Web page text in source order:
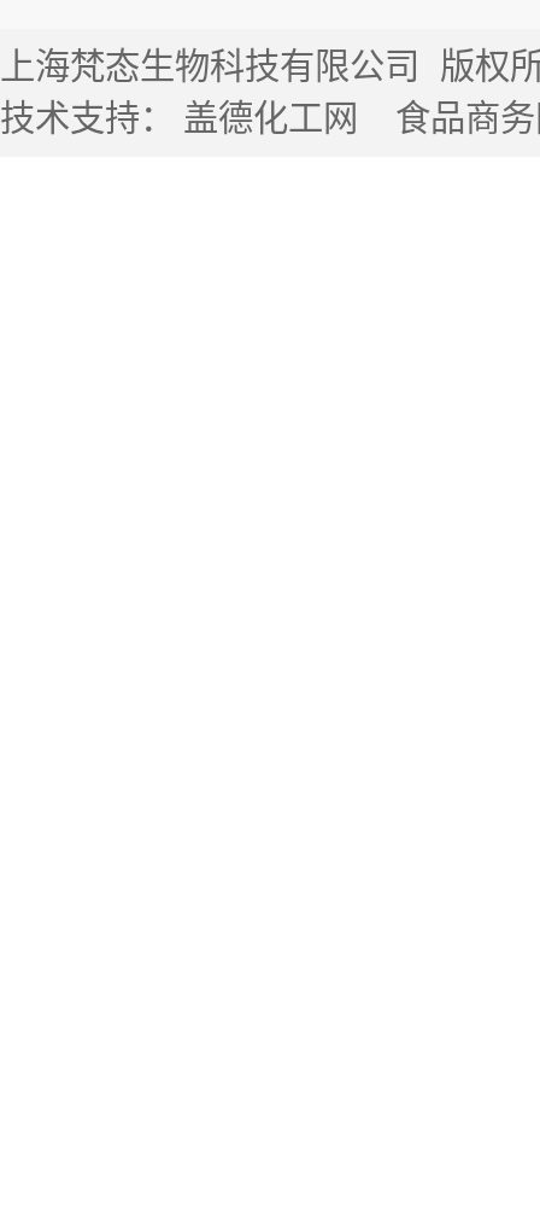
上海梵态生物科技有限公司
版权
技术支持： 盖德化工网 食品商